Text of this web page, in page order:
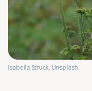
Isabella Struck, Unsplash